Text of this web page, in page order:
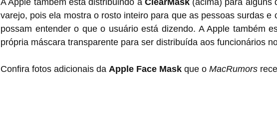
varejo, pois ela mostra o rosto inteiro para que as pessoas surdas e
possam entender o que o usuário está dizendo. A Apple também
própria máscara transparente para ser distribuída aos funcionários
Confira fotos adicionais da Apple Face Mask que o MacRumors